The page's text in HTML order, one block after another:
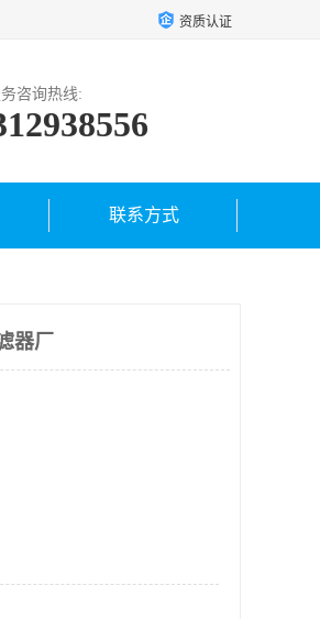
资质认证
咨询热线:
联系方式
器厂